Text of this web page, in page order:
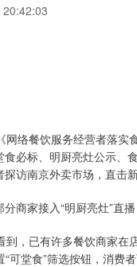
餐饮服务经营者落实
必标、明厨亮灶公示、
访南京外卖市场，直击新
商家接入“明厨亮灶”直播
已有许多餐饮商家在
可堂食”筛选按钮，消费